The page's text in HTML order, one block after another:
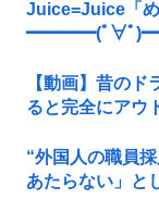
Juice=Juice「
━━━━(ﾟ∀ﾟ
【動画】昔の
ると完全にアウ
“外国人の職員
あたらない」と